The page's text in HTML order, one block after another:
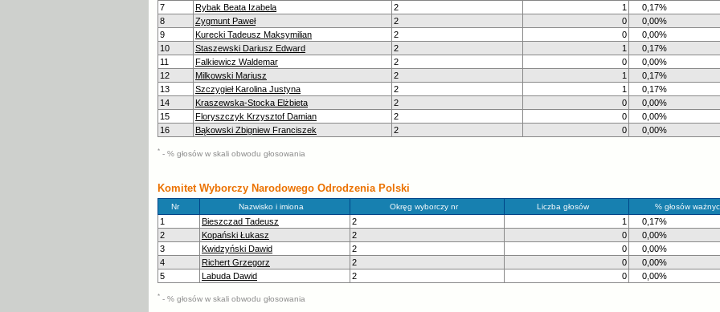
7
Rybak Beata Izabela 2 1
0,17%
8
Zygmunt Paweł 2 0
0,00%
9
Kurecki Tadeusz Maksymilian 2 0
0,00%
10
Staszewski Dariusz Edward 2 1
0,17%
11
Falkiewicz Waldemar 2 0
0,00%
12
Milkowski Mariusz 2 1
0,17%
13
Szczygieł Karolina Justyna 2 1
0,17%
14
Kraszewska-Stocka Elżbieta 2 0
0,00%
15
Floryszczyk Krzysztof Damian 2 0
0,00%
16
Bąkowski Zbigniew Franciszek 2 0 0,00%
* - % głosów w skali obwodu głosowania
Komitet Wyborczy Narodowego Odrodzenia Polski
Nr Nazwisko i imiona Okręg wyborczy nr Liczba głosów % głosów
1 Bieszczad Tadeusz 2 1
0,17%
2
Kopański Łukasz 2 0
0,00%
3
Kwidzyński Dawid 2 0
0,00%
4
Richert Grzegorz 2 0
0,00%
5
Labuda Dawid 2 0 0,00%
* - % głosów w skali obwodu głosowania